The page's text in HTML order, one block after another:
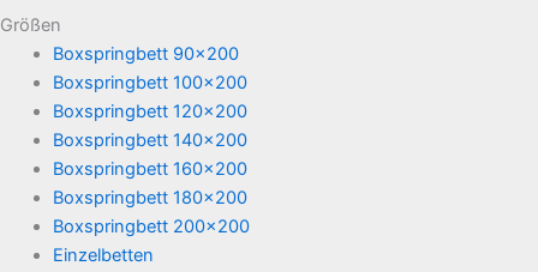
Größen
Boxspringbett 90x200
Boxspringbett 100x200
Boxspringbett 120x200
Boxspringbett 140x200
Boxspringbett 160x200
Boxspringbett 180x200
Boxspringbett 200x200
Einzelbetten